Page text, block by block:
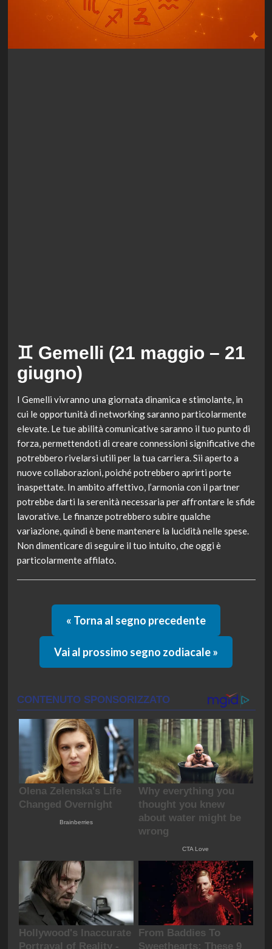
♊ Gemelli (21 maggio – 21
giugno)
I Gemelli vivranno una giornata dinamica e stimolante, in
cui le opportunità di networking saranno particolarmente
elevate. Le tue abilità comunicative saranno il tuo punto di
forza, permettendoti di creare connessioni significative che
potrebbero rivelarsi utili per la tua carriera. Sii aperto a
nuove collaborazioni, poiché potrebbero aprirti porte
inaspettate. In ambito affettivo, l’armonia con il partner
potrebbe darti la serenità necessaria per affrontare le sfide
lavorative. Le finanze potrebbero subire qualche
variazione, quindi è bene mantenere la lucidità nelle spese.
Non dimenticare di seguire il tuo intuito, che oggi è
particolarmente affilato.
« Torna al segno precedente
Vai al prossimo segno zodiacale »